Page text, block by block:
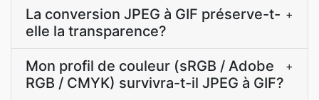
La conversion JPEG à GIF préserve-t-
elle la transparence?
+
Mon profil de couleur (sRGB / Adobe
RGB / CMYK) survivra-t-il JPEG à GIF?
+